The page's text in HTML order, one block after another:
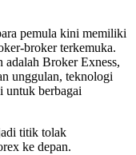
pemula kini memiliki
broker terkemuka.
adalah Broker Exness,
unggulan, teknologi
untuk berbagai
titik tolak
ke depan.